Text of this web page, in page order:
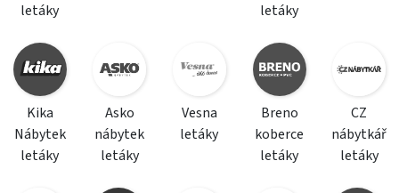
letáky
letáky
Kika
Nábytek
letáky
Asko
nábytek
letáky
Vesna
letáky
Breno
koberce
letáky
CZ
nábytkář
letáky